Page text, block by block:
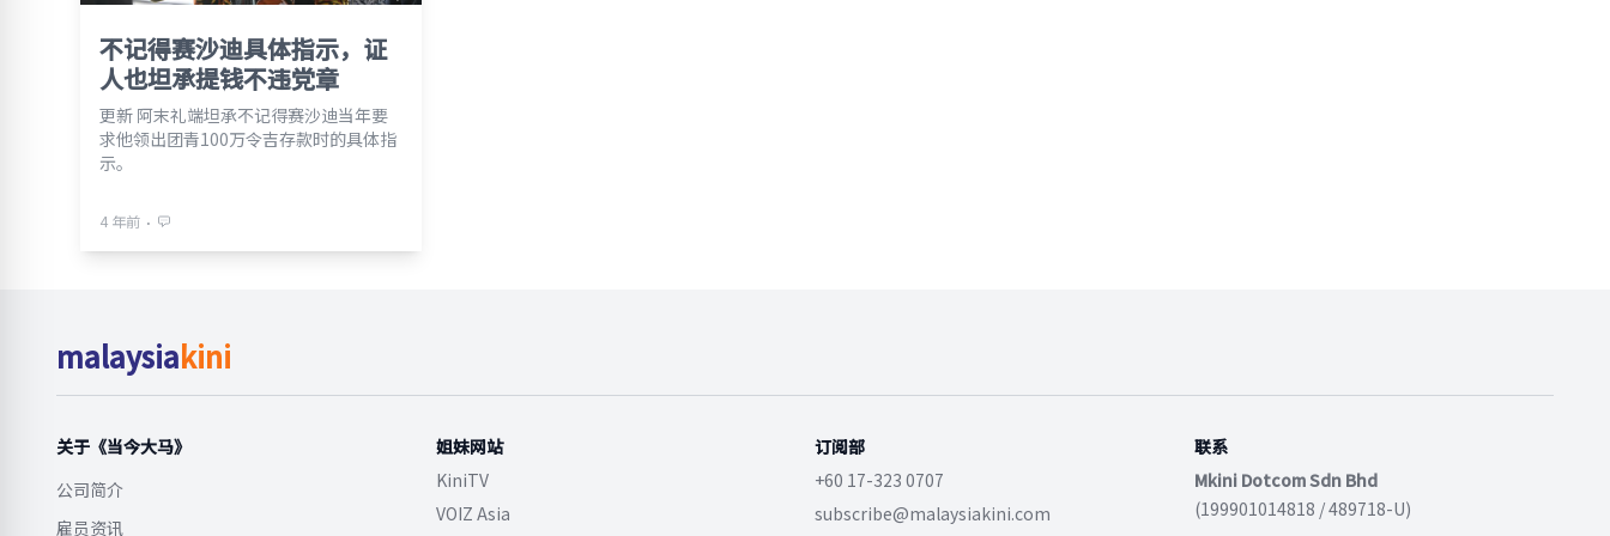
不记得赛沙迪具体指示，证
人也坦承提钱不违党章
更新 阿末礼端坦承不记得赛沙迪当年要
求他领出团青100万令吉存款时的具体指
示。
4 年前 ⋅
malaysiakini
关于《当今大马》
公司简介
雇员资讯
姐妹网站
KiniTV
VOIZ Asia
订阅部
+60 17-323 0707
subscribe@malaysiakini.com
联系
Mkini Dotcom Sdn Bhd
(199901014818 / 489718-U)